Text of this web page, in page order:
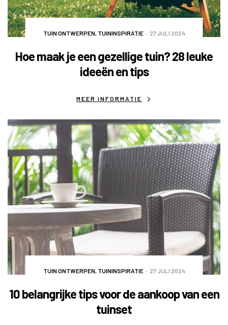
TUIN ONTWERPEN, TUININSPIRATIE 27 JULI 2024
Hoe maak je een gezellige tuin? 28 leuke
ideeën en tips
MEER INFORMATIE
TUIN ONTWERPEN, TUININSPIRATIE 27 JULI 2024
10 belangrijke tips voor de aankoop van een
tuinset